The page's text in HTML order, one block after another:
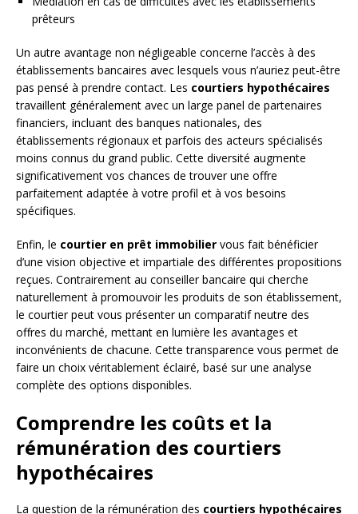
prêteurs
Un autre avantage non négligeable concerne l’accès à des
établissements bancaires avec lesquels vous n’auriez peut-être
pas pensé à prendre contact. Les courtiers hypothécaires
travaillent généralement avec un large panel de partenaires
financiers, incluant des banques nationales, des
établissements régionaux et parfois des acteurs spécialisés
moins connus du grand public. Cette diversité augmente
significativement vos chances de trouver une offre
parfaitement adaptée à votre profil et à vos besoins
spécifiques.
Enfin, le courtier en prêt immobilier vous fait bénéficier
d’une vision objective et impartiale des différentes propositions
reçues. Contrairement au conseiller bancaire qui cherche
naturellement à promouvoir les produits de son établissement,
le courtier peut vous présenter un comparatif neutre des
offres du marché, mettant en lumière les avantages et
inconvénients de chacune. Cette transparence vous permet de
faire un choix véritablement éclairé, basé sur une analyse
complète des options disponibles.
Comprendre les coûts et la
rémunération des courtiers
hypothécaires
La question de la rémunération des courtiers hypothécaires